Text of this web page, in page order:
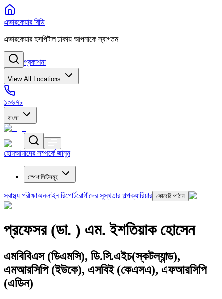
এভারকেয়ার বিডি
এভারকেয়ার হসপিটাল ঢাকায় আপনাকে স্বাগতম
প্রকাশনা
View All Locations
১০৬৭৮
বাংলা
হোমআমাদের সম্পর্কে জানুন
স্পেশালিটিসমূহ
স্বাস্থ্য পরীক্ষাঅনলাইন রিপোর্টরোগীদের সুস্থতার গল্পক্যারিয়ার কোয়েরি পাঠান
প্রফেসর (ডা. ) এম. ইশতিয়াক হোসেন
এমবিবিএস (ডিএমসি), ডি.সি.এইচ(স্কটল্যান্ড),
এমআরসিপি (ইউকে), এসবিই (কেএসএ), এফআরসিপি
(এডিন)